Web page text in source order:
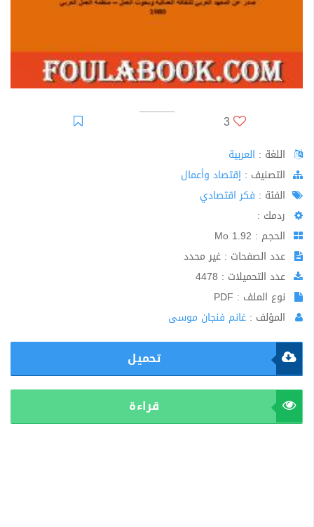
3
اللغة : العربية
اﻟﺘﺼﻨﻴﻒ : إقتصاد وأعمال
الفئة : فكر اقتصادي
ردمك :
الحجم : 1.92 Mo
عدد الصفحات : غير محدد
عدد التحميلات : 4478
نوع الملف : PDF
المؤلف : غانم فنجان موسى
تحميل
قراءة